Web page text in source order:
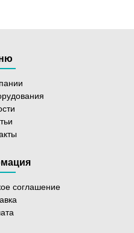
соглашение